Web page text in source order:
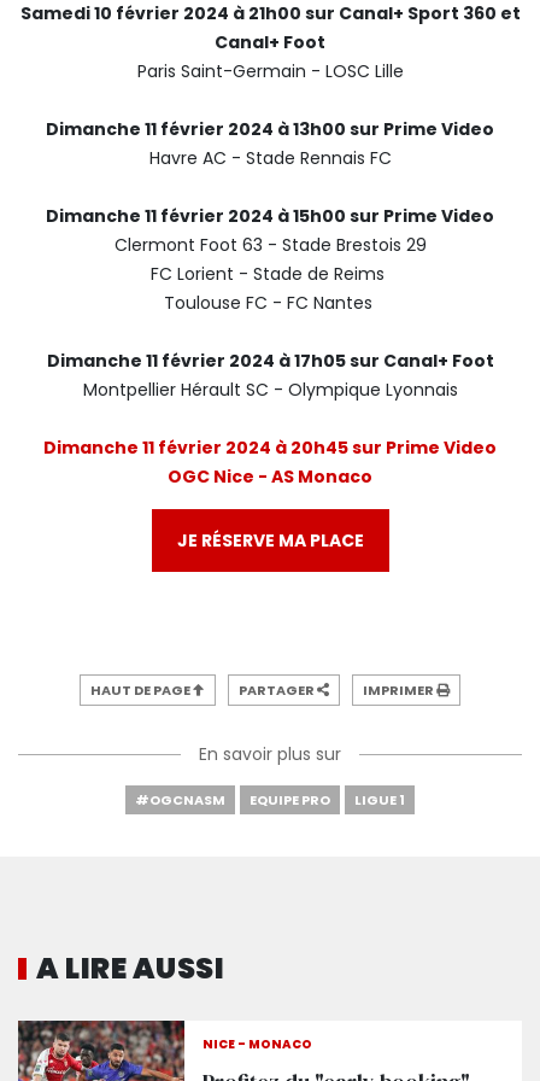
Samedi 10 février 2024 à 21h00 sur Canal+ Sport 360 et
Canal+ Foot
Paris Saint-Germain - LOSC Lille
Dimanche 11 février 2024 à 13h00 sur Prime Video
Havre AC - Stade Rennais FC
Dimanche 11 février 2024 à 15h00 sur Prime Video
Clermont Foot 63 - Stade Brestois 29
FC Lorient - Stade de Reims
Toulouse FC - FC Nantes
Dimanche 11 février 2024 à 17h05 sur Canal+ Foot
Montpellier Hérault SC - Olympique Lyonnais
Dimanche 11 février 2024 à 20h45 sur Prime Video
OGC Nice - AS Monaco
JE RÉSERVE MA PLACE
HAUT DE PAGE PARTAGER IMPRIMER
En savoir plus sur
#OGCNASM EQUIPE PRO LIGUE 1
A LIRE AUSSI
NICE - MONACO